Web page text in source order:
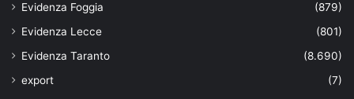
Evidenza Foggia
(879)
Evidenza Lecce
(801)
Evidenza Taranto
(8.690)
export
(7)